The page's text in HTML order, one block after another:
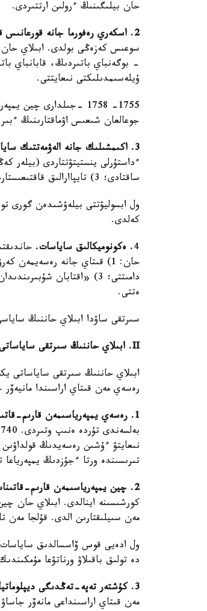
حان بيلىگىنىڭ ءرولىن ارتتىردى.
2. اسكەري رەفورما جانە قورعانىس قابىلەتىن نىعايتۋ.
ۇيلەسىمدىلىكتى نىعايتتى.
1755- 1758 -جىلدارى
جوعالعان شىعىس اۋماقتارىنىڭ
3. اكىمشىلىك جانە الەۋمەتتىك ساياسات.
ساقتادى؛ 3) تايپاارالىق قاقتىعىستاردى شەكتەۋگە تىرىستى.
ول ابسوليۋتتى بيلەۋشىدەن گورى
كەلدى.
4. ەكونوميكالىق ساياسات.
دامىتتى؛ 3) «اقتابان
ەتتى.
سىرتقى ساۋدا ابىلاي حاننىڭ
II. ابىلاي حاننىڭ سىرتقى ساياساتى
ابىلاي حاننىڭ سىرتقى ساياساتى
رەسەي مەن قىتاي اراسىندا
1. رەسەي يمپەرياسىمەن قارىم-قاتىناس.
نىعايتۋ ءۇشىن رەسەيدىڭ
تىرىسىندە ورتا ءجۇزدىڭ
2. چين يمپەرياسىمەن قارىم-قاتىناس.
كورشىسىنە اينالدى. ابىلاي حان
مەن سىيلىقتارىن الدى. قۇلجا مەن
ول ادەيى قوس ۆاسسالدىق ساياسات
دە تولىق باقىلاۋ ورناتۋعا
3. كۇشتەر تەپە-تەڭدىگى ديپلوماتياسى.
مەن قىتاي اراسىنداعى مانەۆر